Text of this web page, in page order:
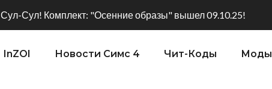
Сул-Сул! Комплект: "Осенние образы" вышел 09.10.25!
InZOI Новости Симс 4 Чит-Коды Моды